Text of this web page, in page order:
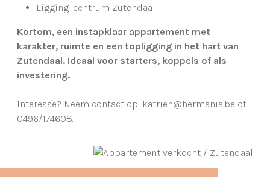
Ligging: centrum Zutendaal
Kortom, een instapklaar appartement met
karakter, ruimte en een topligging in het hart van
Zutendaal. Ideaal voor starters, koppels of als
investering.
Interesse? Neem contact op: katrien@hermania.be of
0496/174608.